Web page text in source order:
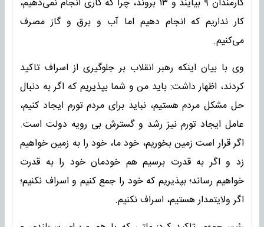
کار نداریم که انجام دهیم اما آب و برق و گاز مصرف
می‌کنیم.
وی با بیان اینکه رهبر انقلاب بر جلوگیری از اسراف تاکید
کردند، اظهار داشت: باید من و شما بپذیریم که اگر به دنبال
حل مشکل مردم هستیم، نباید برای مردم تورم ایجاد کنیم،
عامل ایجاد تورم نیز رشد و گسترش بی رویه دولت است.
اگر قرار است زمین بخوریم، خود ما، خود را به زمین خواهیم
زد و اگر به قدرت برسیم هم خودمان خود را به قدرت
خواهیم رساند؛ بپذیریم که خود را جمع کنیم و اسراف نکنیم؛
اگر ولایتمدار هستیم، اسراف نکنیم.